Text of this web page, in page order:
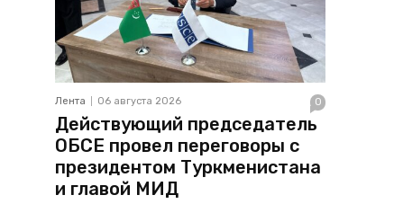
Лента 06 августа 2026 0
Действующий председатель
ОБСЕ провел переговоры с
президентом Туркменистана
и главой МИД